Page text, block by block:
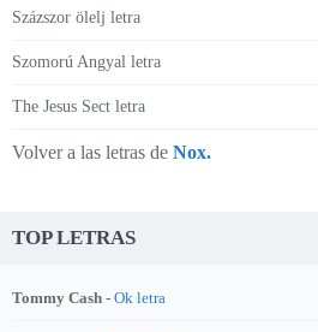
Százszor ölelj letra
Szomorú Angyal letra
The Jesus Sect letra
Volver a las letras de Nox.
TOP LETRAS
Tommy Cash - Ok letra